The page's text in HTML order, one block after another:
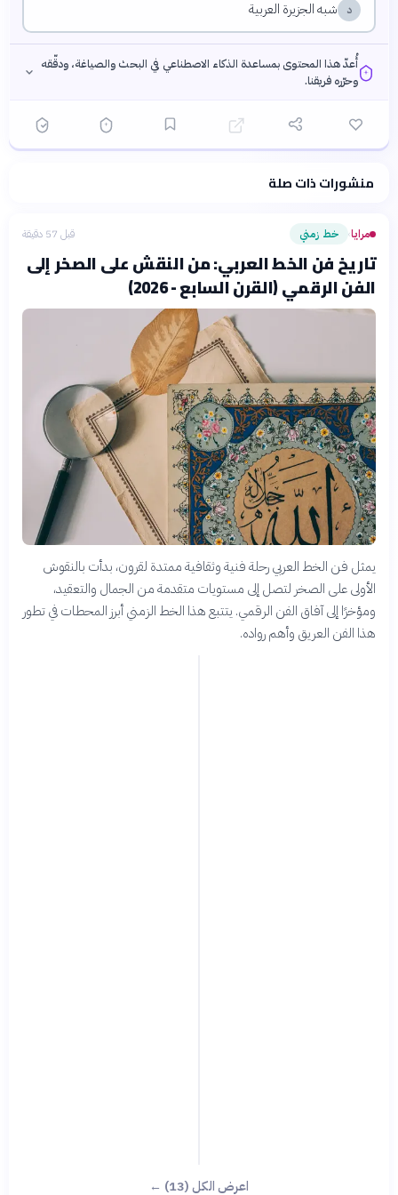
د شبه الجزيرة العربية
أُعدّ هذا المحتوى بمساعدة الذكاء الاصطناعي في البحث والصياغة، ودقّقه
وحرّره فريقنا.
فلسفتنا المعرفية· سياسة الذكاء الاصطناعيمنشورات ذات صلة
مرايا› خط زمني قبل 57 دقيقة
تاريخ فن الخط العربي: من النقش على الصخر إلى
الفن الرقمي (القرن السابع - 2026)
يمثل فن الخط العربي رحلة فنية وثقافية ممتدة لقرون، بدأت بالنقوش
الأولى على الصخر لتصل إلى مستويات متقدمة من الجمال والتعقيد،
ومؤخرًا إلى آفاق الفن الرقمي. يتتبع هذا الخط الزمني أبرز المحطات في تطور
هذا الفن العريق وأهم رواده.
اعرض الكل (13) ←